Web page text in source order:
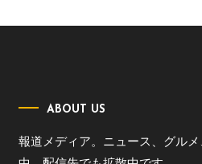
ABOUT US
報道メディア。ニュース、グル